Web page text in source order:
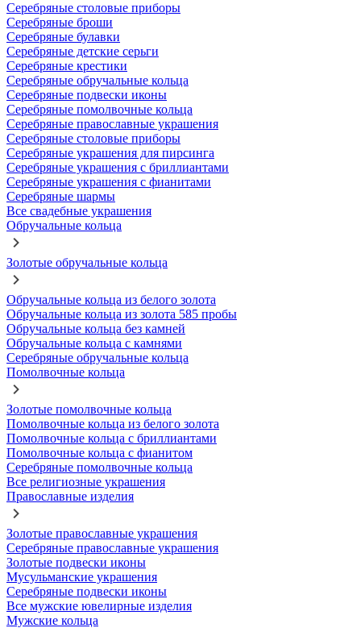
Серебряные столовые приборы
Серебряные броши
Серебряные булавки
Серебряные детские серьги
Серебряные крестики
Серебряные обручальные кольца
Серебряные подвески иконы
Серебряные помолвочные кольца
Серебряные православные украшения
Серебряные столовые приборы
Серебряные украшения для пирсинга
Серебряные украшения с бриллиантами
Серебряные украшения с фианитами
Серебряные шармы
Все свадебные украшения
Обручальные кольца
Золотые обручальные кольца
Обручальные кольца из белого золота
Обручальные кольца из золота 585 пробы
Обручальные кольца без камней
Обручальные кольца с камнями
Серебряные обручальные кольца
Помолвочные кольца
Золотые помолвочные кольца
Помолвочные кольца из белого золота
Помолвочные кольца с бриллиантами
Помолвочные кольца с фианитом
Серебряные помолвочные кольца
Все религиозные украшения
Православные изделия
Золотые православные украшения
Серебряные православные украшения
Золотые подвески иконы
Мусульманские украшения
Серебряные подвески иконы
Все мужские ювелирные изделия
Мужские кольца